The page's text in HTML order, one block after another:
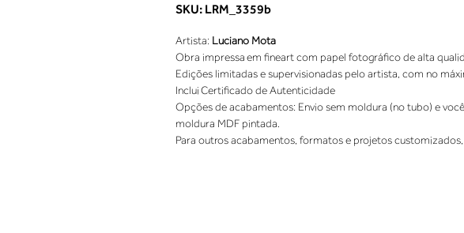
SKU: LRM_3359b
Artista: Luciano Mota
Obra impressa em fineart com papel fotográfico de alta
Edições limitadas e supervisionadas pelo artista, com no
Inclui Certificado de Autenticidade
Opções de acabamentos: Envio sem moldura (no tubo) e
moldura MDF pintada.
Para outros acabamentos, formatos e projetos